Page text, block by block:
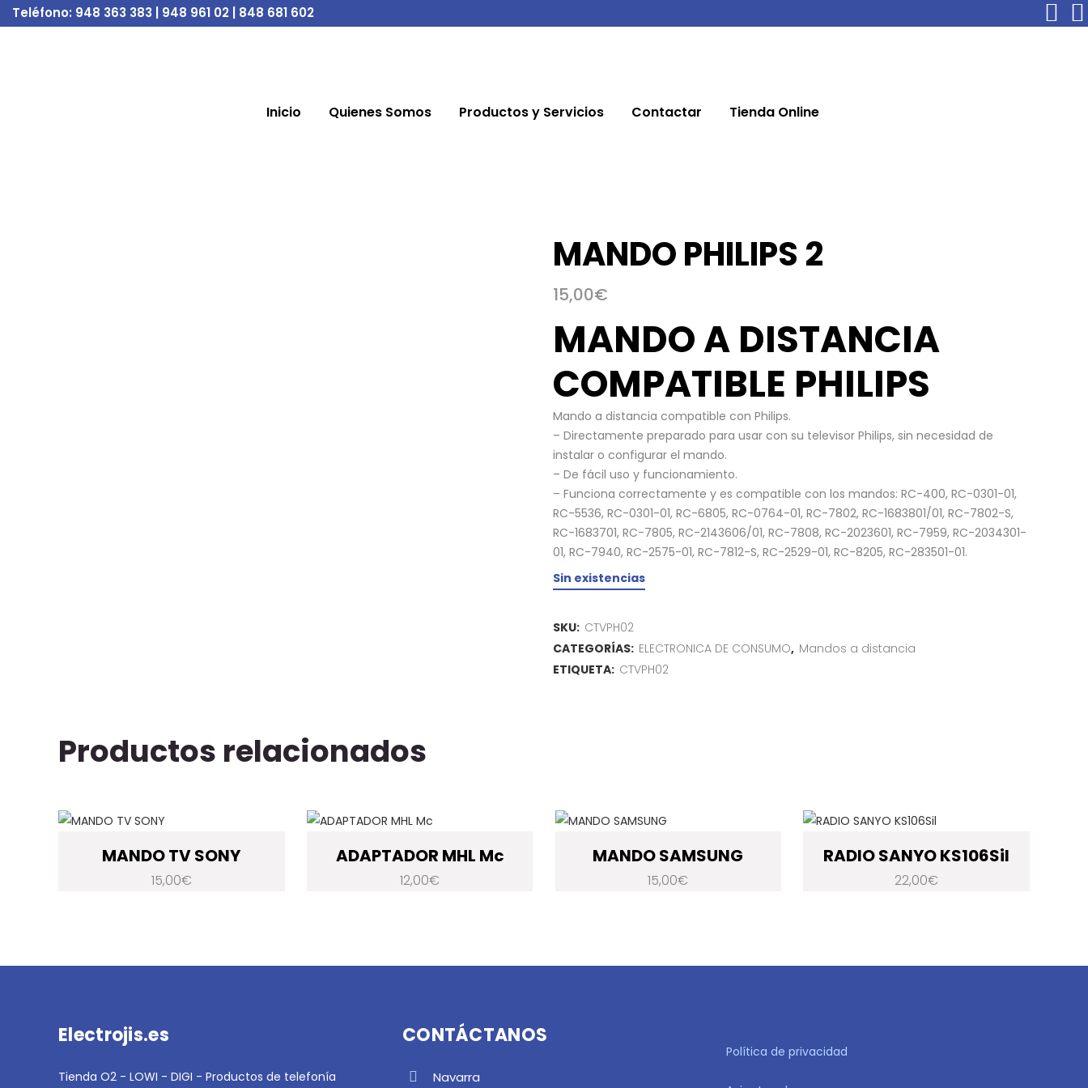
Teléfono: 948 363 383 | 948 961 02 | 848 681 602
Inicio Quienes Somos Productos y Servicios Contactar Tienda Online
MANDO PHILIPS 2
15,00€
MANDO A DISTANCIA
COMPATIBLE PHILIPS
Mando a distancia compatible con Philips.
– Directamente preparado para usar con su televisor Philips, sin necesidad de
instalar o configurar el mando.
– De fácil uso y funcionamiento.
– Funciona correctamente y es compatible con los mandos: RC-400, RC-0301-01,
RC-5536, RC-0301-01, RC-6805, RC-0764-01, RC-7802, RC-1683801/01, RC-7802-S,
RC-1683701, RC-7805, RC-2143606/01, RC-7808, RC-2023601, RC-7959, RC-2034301-
01, RC-7940, RC-2575-01, RC-7812-S, RC-2529-01, RC-8205, RC-283501-01.
Sin existencias
SKU: CTVPH02
CATEGORÍAS: ELECTRONICA DE CONSUMO, Mandos a distancia
ETIQUETA: CTVPH02
Productos relacionados
MANDO TV SONY
15,00€
ADAPTADOR MHL Mc
12,00€
MANDO SAMSUNG
15,00€
RADIO SANYO KS106Sil
22,00€
Electrojis.es
Tienda O2 - LOWI - DIGI - Productos de telefonía
CONTÁCTANOS
Navarra
Política de privacidad